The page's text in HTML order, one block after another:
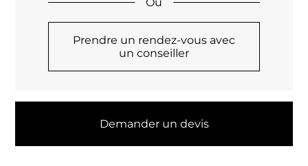
Prendre un rendez-vous avec
un conseiller
Demander un devis